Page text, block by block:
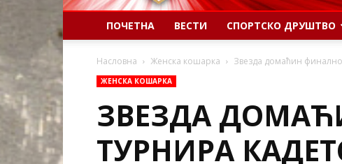
ПОЧЕТНА ВЕСТИ СПОРТСКО ДРУШТВО
Насловна Женска кошарка Звезда домаћин
ЖЕНСКА КОШАРКА
ЗВЕЗДА
ТУРНИРА